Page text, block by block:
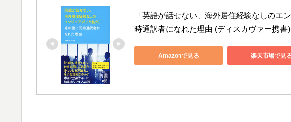
「英語が話せない、海外居住経験なしのエ
時通訳者になれた理由 (ディスカヴァー携書)
Amazonで見る 楽天市場で見る